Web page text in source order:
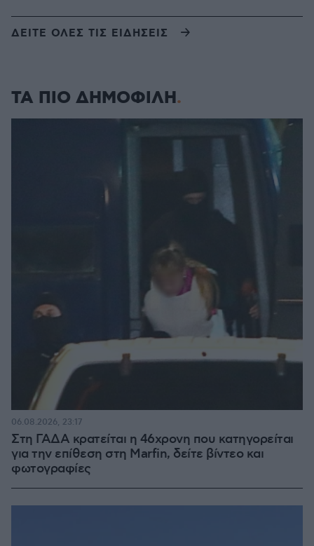
ΔΕΙΤΕ ΟΛΕΣ ΤΙΣ ΕΙΔΗΣΕΙΣ
ΤΑ ΠΙΟ ΔΗΜΟΦΙΛΗ
Στη ΓΑΔΑ κρατείται η 46χρονη που κατηγορείται
για την επίθεση στη Marfin, δείτε βίντεο και
φωτογραφίες
06.08.2026, 23:17